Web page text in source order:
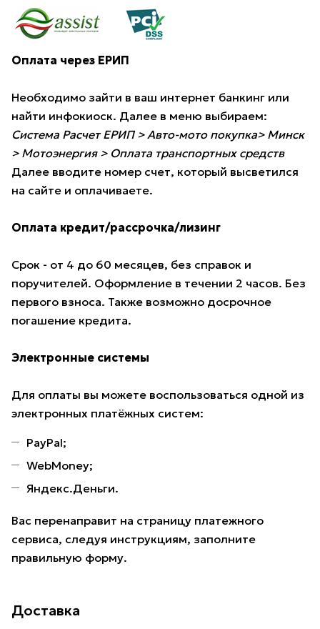
Оплата через ЕРИП
Необходимо зайти в ваш интернет банкинг или
найти инфокиоск. Далее в меню выбираем:
Система Расчет ЕРИП > Авто-мото покупка> Минск
> Мотоэнергия > Оплата транспортных средств
Далее вводите номер счет, который высветился
на сайте и оплачиваете.
Оплата кредит/рассрочка/лизинг
Срок - от 4 до 60 месяцев, без справок и
поручителей. Оформление в течении 2 часов. Без
первого взноса. Также возможно досрочное
погашение кредита.
Электронные системы
Для оплаты вы можете воспользоваться одной из
электронных платёжных систем:
PayPal;
WebMoney;
Яндекс.Деньги.
Вас перенаправит на страницу платежного
сервиса, следуя инструкциям, заполните
правильную форму.
Доставка